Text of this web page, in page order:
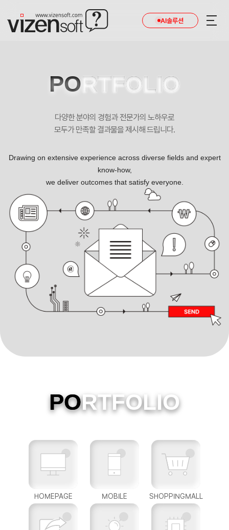
AI솔루션
PORTFOLIO
다양한 분야의 경험과 전문가의 노하우로
모두가 만족할 결과물을 제시해 드립니다.
Drawing on extensive experience across diverse fields and expert
know-how,
we deliver outcomes that satisfy everyone.
PORTFOLIO
HOMEPAGE MOBILE SHOPPINGMALL